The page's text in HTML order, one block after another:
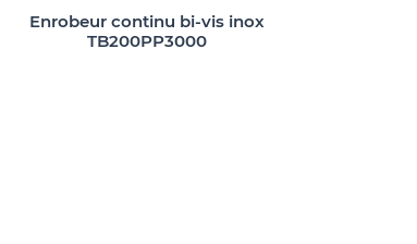
Enrobeur continu bi-vis inox
TB200PP3000